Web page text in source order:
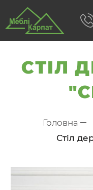
СТІЛ
Головна
Стіл
Skip